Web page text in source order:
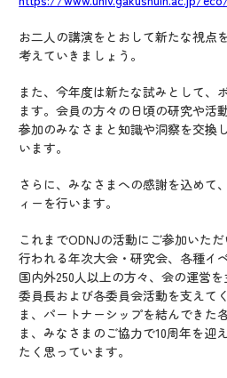
お二人の講演をとおして新たな視点
考えていきましょう。
また、今年度は新たな試みとして、
ます。会員の方々の日頃の研究や活
参加のみなさまと知識や洞察を交換
います。
さらに、みなさまへの感謝を込めて
ィーを行います。
これまでODNJの活動にご参加いた
行われる年次大会・研究会、各種イ
国内外250人以上の方々、会の運営
委員長および各委員会活動を支えて
ま、パートナーシップを結んできた
ま、みなさまのご協力で10周年を迎
たく思っています。